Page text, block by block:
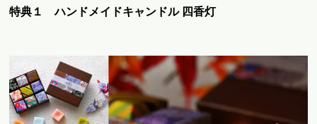
特典１ ハンドメイドキャンドル 四香灯